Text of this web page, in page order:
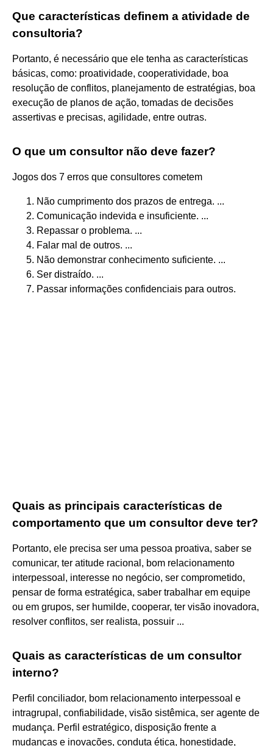
Que características definem a atividade de
consultoria?
Portanto, é necessário que ele tenha as características
básicas, como: proatividade, cooperatividade, boa
resolução de conflitos, planejamento de estratégias, boa
execução de planos de ação, tomadas de decisões
assertivas e precisas, agilidade, entre outras.
O que um consultor não deve fazer?
Jogos dos 7 erros que consultores cometem
Não cumprimento dos prazos de entrega. ...
Comunicação indevida e insuficiente. ...
Repassar o problema. ...
Falar mal de outros. ...
Não demonstrar conhecimento suficiente. ...
Ser distraído. ...
Passar informações confidenciais para outros.
Quais as principais características de
comportamento que um consultor deve ter?
Portanto, ele precisa ser uma pessoa proativa, saber se
comunicar, ter atitude racional, bom relacionamento
interpessoal, interesse no negócio, ser comprometido,
pensar de forma estratégica, saber trabalhar em equipe
ou em grupos, ser humilde, cooperar, ter visão inovadora,
resolver conflitos, ser realista, possuir ...
Quais as características de um consultor
interno?
Perfil conciliador, bom relacionamento interpessoal e
intragrupal, confiabilidade, visão sistêmica, ser agente de
mudança. Perfil estratégico, disposição frente a
mudanças e inovações, conduta ética, honestidade,